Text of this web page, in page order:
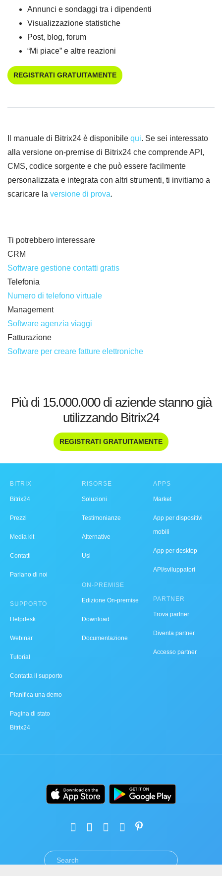
Annunci e sondaggi tra i dipendenti
Visualizzazione statistiche
Post, blog, forum
“Mi piace” e altre reazioni
REGISTRATI GRATUITAMENTE
Il manuale di Bitrix24 è disponibile qui. Se sei interessato
alla versione on-premise di Bitrix24 che comprende API,
CMS, codice sorgente e che può essere facilmente
personalizzata e integrata con altri strumenti, ti invitiamo a
scaricare la versione di prova.
Ti potrebbero interessare
CRM
Software gestione contatti gratis
Telefonia
Numero di telefono virtuale
Management
Software agenzia viaggi
Fatturazione
Software per creare fatture elettroniche
Più di 15.000.000 di aziende stanno già
utilizzando Bitrix24
REGISTRATI GRATUITAMENTE
BITRIX
Bitrix24
Prezzi
Media kit
Contatti
Parlano di noi
SUPPORTO
Helpdesk
Webinar
Tutorial
Contatta il supporto
Pianifica una demo
Pagina di stato
Bitrix24
RISORSE
Soluzioni
Testimonianze
Alternative
Usi
ON-PREMISE
Edizione On-premise
Download
Documentazione
APPS
Market
App per dispositivi
mobili
App per desktop
API/sviluppatori
PARTNER
Trova partner
Diventa partner
Accesso partner